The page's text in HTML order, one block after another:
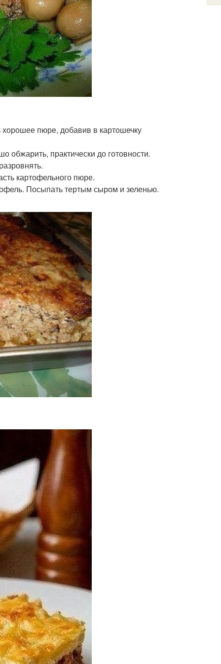
хорошее пюре, добавив в картошечку
обжарить, практически до готовности.
картофельного пюре.
Посыпать тертым сыром и зеленью.